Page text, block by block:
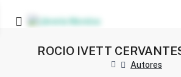
ROCIO IVETT
Autores